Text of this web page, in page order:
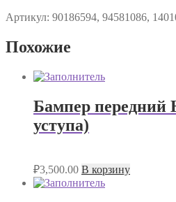
Артикул: 90186594, 94581086,
Похожие
Бампер передний
уступа)
₽3,500.00 В корзину